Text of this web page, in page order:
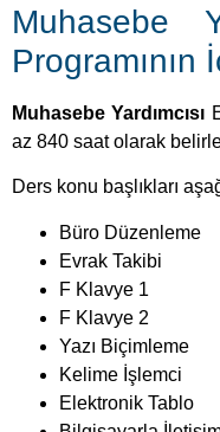
Muhasebe
Programının
Muhasebe Yardımcısı
az 840 saat olarak
Ders konu başlıkları
Büro Düzenleme
Evrak Takibi
F Klavye 1
F Klavye 2
Yazı Biçimleme
Kelime İşlemci
Elektronik Tablo